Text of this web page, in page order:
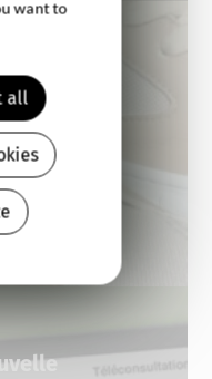
want to
all